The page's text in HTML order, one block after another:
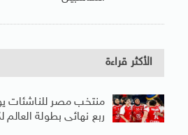
الأكثر قراءة
منتخب مصر للناشئات
ربع نهائى بطولة العالم